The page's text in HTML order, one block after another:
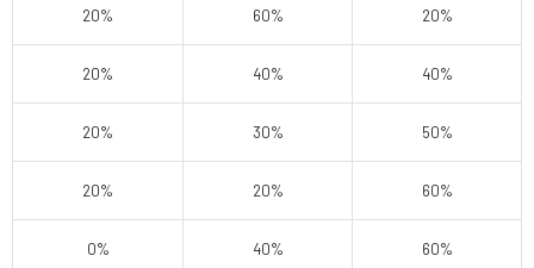
20% 60% 20%
20% 40% 40%
20% 30% 50%
20% 20% 60%
0% 40% 60%